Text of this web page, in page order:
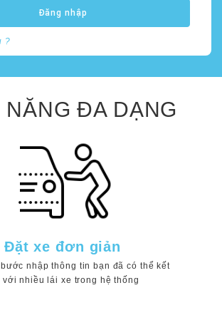
Đăng nhập
?
NĂNG ĐA DẠNG
Đặt xe đơn giản
nhập thông tin bạn đã có thể kết
với nhiều lái xe trong hệ thống